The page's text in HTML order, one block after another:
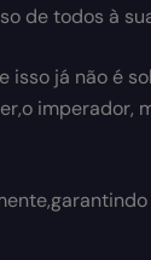
de todos à
isso já não é
imperador,